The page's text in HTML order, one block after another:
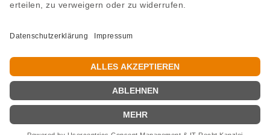
Copyright 2016 - 2026 ©GroWidesign® | Rights Reserved |